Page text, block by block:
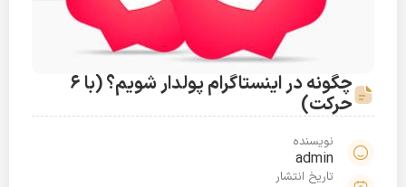
چگونه در اینستاگرام پولدار شویم؟ (با 6
حرکت)
نویسنده
admin
تاریخ انتشار